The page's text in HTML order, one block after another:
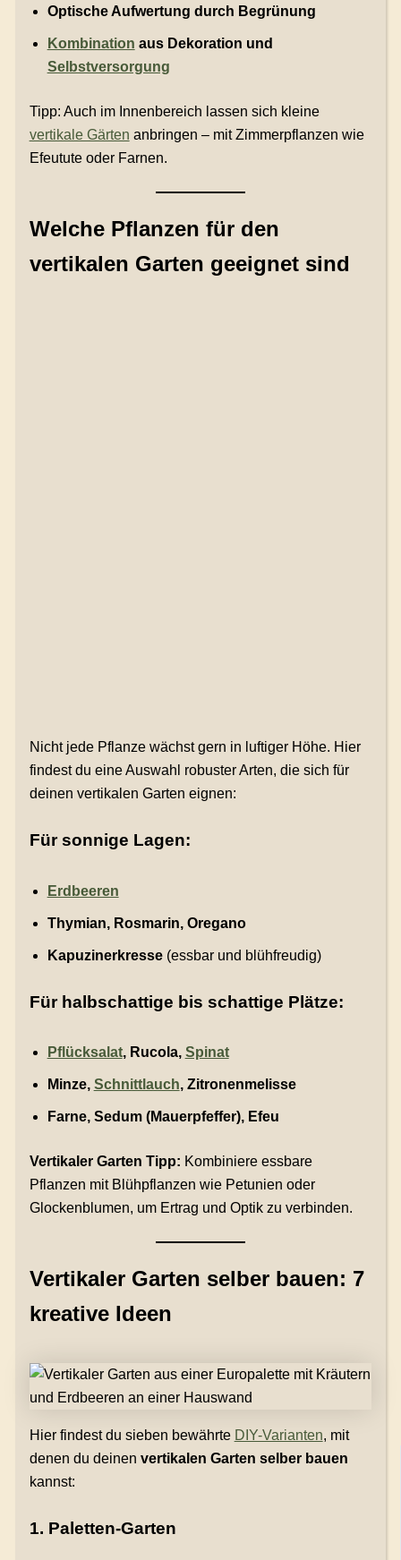
Optische Aufwertung durch Begrünung
Kombination aus Dekoration und
Selbstversorgung
Tipp: Auch im Innenbereich lassen sich kleine
vertikale Gärten anbringen – mit Zimmerpflanzen wie
Efeutute oder Farnen.
Welche Pflanzen für den
vertikalen Garten geeignet sind
Nicht jede Pflanze wächst gern in luftiger Höhe. Hier
findest du eine Auswahl robuster Arten, die sich für
deinen vertikalen Garten eignen:
Für sonnige Lagen:
Erdbeeren
Thymian, Rosmarin, Oregano
Kapuzinerkresse(essbar und blühfreudig)
Für halbschattige bis schattige Plätze:
Pflücksalat, Rucola, Spinat
Minze, Schnittlauch, Zitronenmelisse
Farne, Sedum (Mauerpfeffer), Efeu
Vertikaler Garten Tipp: Kombiniere essbare
Pflanzen mit Blühpflanzen wie Petunien oder
Glockenblumen, um Ertrag und Optik zu verbinden.
Vertikaler Garten selber bauen: 7
kreative Ideen
Hier findest du sieben bewährte DIY-Varianten, mit
denen du deinen vertikalen Garten selber bauen
kannst:
1. Paletten-Garten